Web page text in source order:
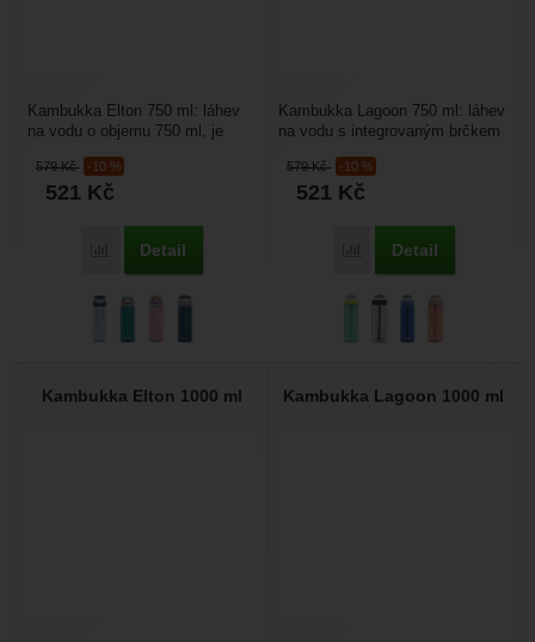
579Kč -10 %
521 Kč
Porovnat
Detail
Kambukka Elton 750 ml: láhev
na vodu o objemu 750 ml, je
moderního tritanu, plastového...
579Kč -10 %
521 Kč
Porovnat
Detail
Kambukka Lagoon 750 ml: láhev
na vodu s integrovaným brčkem
které kryje pítko. Láhev...
Kambukka Elton 1000 ml Kambukka Lagoon 1000 ml